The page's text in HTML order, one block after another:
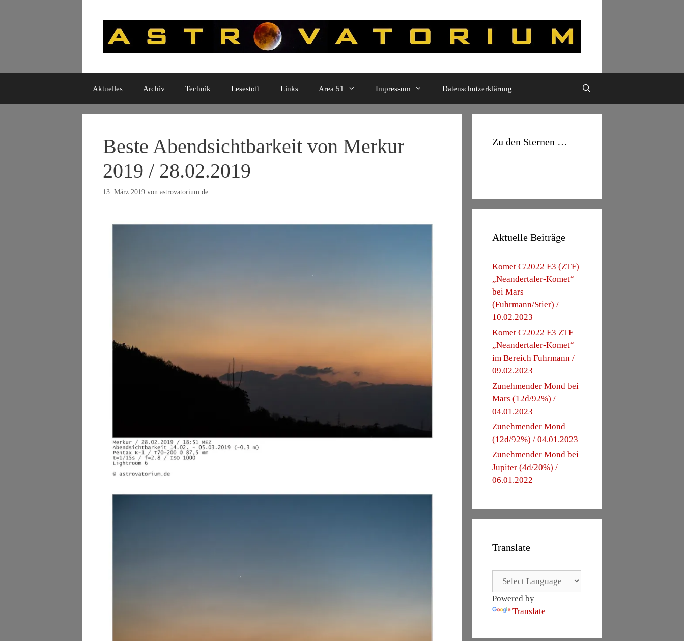
Aktuelles Archiv Technik Lesestoff Links Area 51 Impressum Datenschutzerklärung
Beste Abendsichtbarkeit von Merkur
2019 / 28.02.2019
13. März 2019 von astrovatorium.de
Zu den Sternen …
Aktuelle Beiträge
Komet C/2022 E3 (ZTF)
„Neandertaler-Komet“
bei Mars
(Fuhrmann/Stier) /
10.02.2023
Komet C/2022 E3 ZTF
„Neandertaler-Komet“
im Bereich Fuhrmann /
09.02.2023
Zunehmender Mond bei
Mars (12d/92%) /
04.01.2023
Zunehmender Mond
(12d/92%) / 04.01.2023
Zunehmender Mond bei
Jupiter (4d/20%) /
06.01.2022
Translate
Powered by
Translate